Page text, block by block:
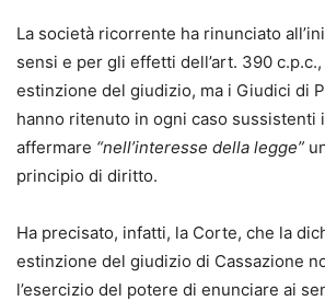
La società ricorrente ha rinunciato
sensi e per gli effetti dell’art. 390
estinzione del giudizio, ma i Giudici di
hanno ritenuto in ogni caso sussistenti
affermare “nell’interesse della legge”
principio di diritto.
Ha precisato, infatti, la Corte, che la
estinzione del giudizio di Cassazione
l’esercizio del potere di enunciare ai